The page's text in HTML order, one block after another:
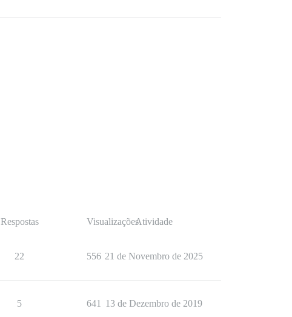
Respostas VisualizaçõesAtividade
22 556 21 de Novembro de 2025
5 641 13 de Dezembro de 2019